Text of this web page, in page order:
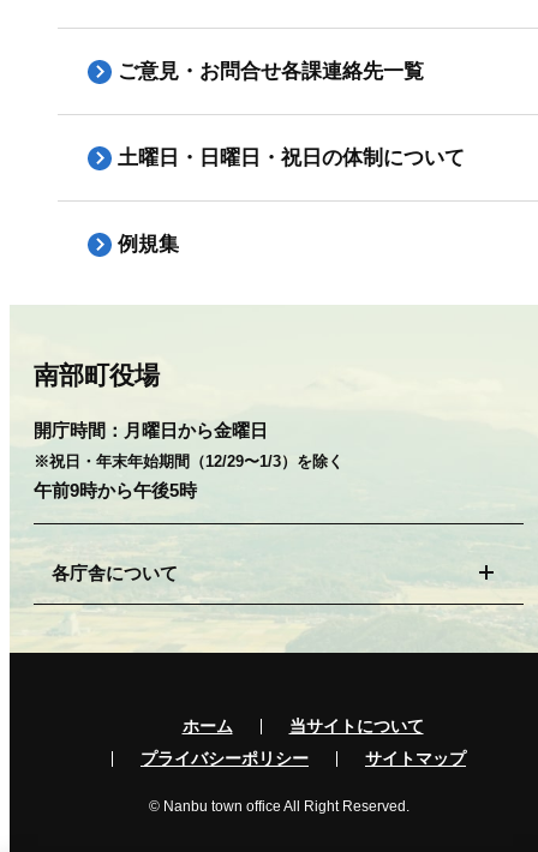
ご意見・お問合せ各課連絡先一覧
土曜日・日曜日・祝日の体制について
例規集
南部町役場
開庁時間： 月曜日から金曜日
※祝日・年末年始期間（12/29〜1/3）を除く
午前9時から午後5時
各庁舎について
ホーム
当サイトについて
プライバシーポリシー
サイトマップ
© Nanbu town office All Right Reserved.